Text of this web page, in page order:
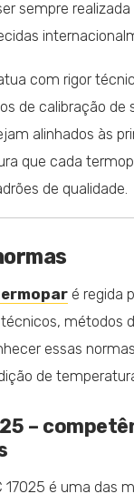
sempre
com rigor
de calibração de
alinhados às
que cada
de qualidade.
é regida
métodos
essas
de
–
17025 é uma das